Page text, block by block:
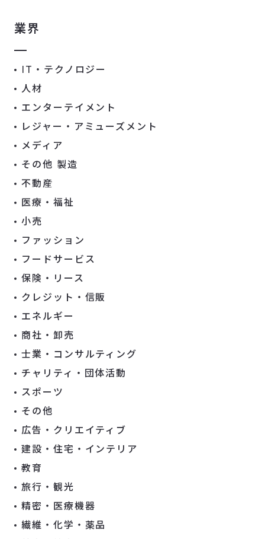
業界
IT・テクノロジー
人材
エンターテイメント
レジャー・アミューズメント
メディア
その他 製造
不動産
医療・福祉
小売
ファッション
フードサービス
保険・リース
クレジット・信販
エネルギー
商社・卸売
士業・コンサルティング
チャリティ・団体活動
スポーツ
その他
広告・クリエイティブ
建設・住宅・インテリア
教育
旅行・観光
精密・医療機器
繊維・化学・薬品